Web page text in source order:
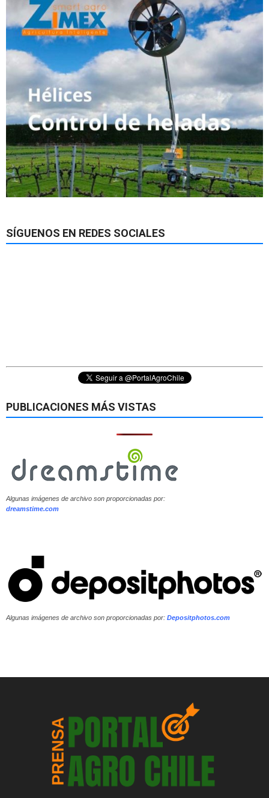
SÍGUENOS EN REDES SOCIALES
PUBLICACIONES MÁS VISTAS
Algunas imágenes de archivo son proporcionadas por:
dreamstime.com
Algunas imágenes de archivo son proporcionadas por: Depositphotos.com